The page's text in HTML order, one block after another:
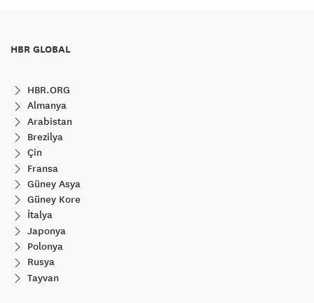
HBR GLOBAL
HBR.ORG
Almanya
Arabistan
Brezilya
Çin
Fransa
Güney Asya
Güney Kore
İtalya
Japonya
Polonya
Rusya
Tayvan